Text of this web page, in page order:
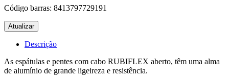
Código barras: 8413797729191
Descrição
As espátulas e pentes com cabo RUBIFLEX aberto, têm uma alma
de alumínio de grande ligeireza e resistência.